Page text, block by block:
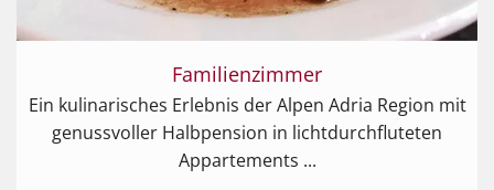
Familienzimmer
Ein kulinarisches Erlebnis der Alpen Adria Region mit
genussvoller Halbpension in lichtdurchfluteten
Appartements ...